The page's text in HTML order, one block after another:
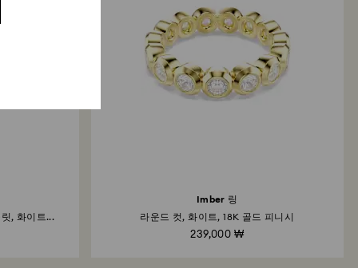
, 화이트...
Imber 링
라운드 컷, 화이트, 18K 골드 피니시
239,000 ₩